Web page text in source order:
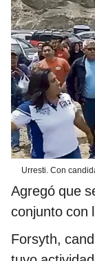
Urresti. Con
Agregó que
conjunto con
Forsyth,